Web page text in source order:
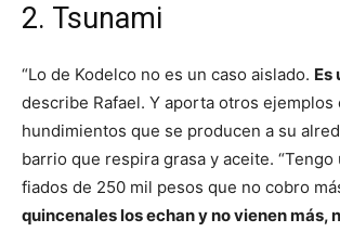
2. Tsunami
“Lo de Kodelco no es un caso aislado. Es
describe Rafael. Y aporta otros ejemplos
hundimientos que se producen a su
barrio que respira grasa y aceite. “Tengo
fiados de 250 mil pesos que no cobro
quincenales los echan y no vienen más,